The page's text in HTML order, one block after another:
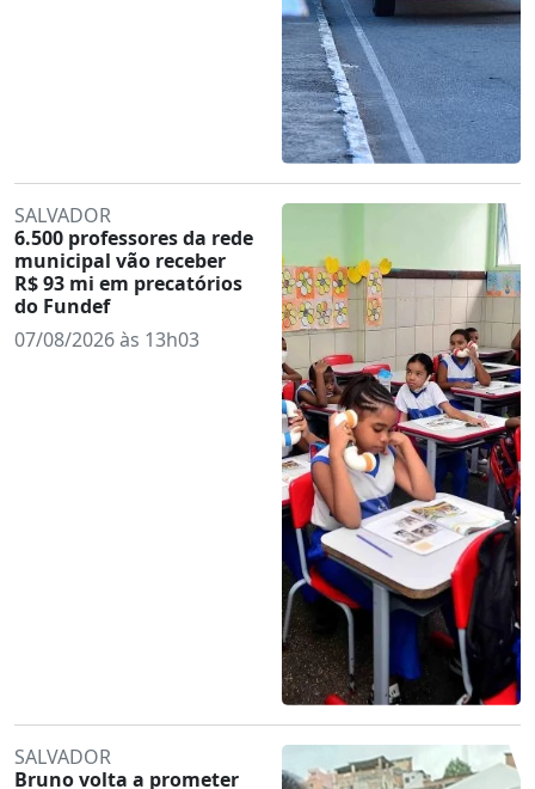
SALVADOR
6.500 professores da rede
municipal vão receber
R$ 93 mi em precatórios
do Fundef
07/08/2026 às 13h03
SALVADOR
Bruno volta a prometer